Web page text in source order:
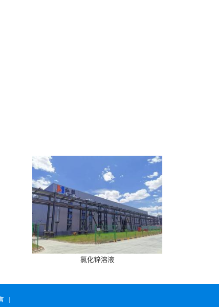
氯化锌溶液